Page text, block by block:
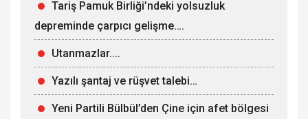
Tariş Pamuk Birliği’ndeki yolsuzluk
depreminde çarpıcı gelişme….
Utanmazlar....
Yazılı şantaj ve rüşvet talebi…
Yeni Partili Bülbül’den Çine için afet bölgesi